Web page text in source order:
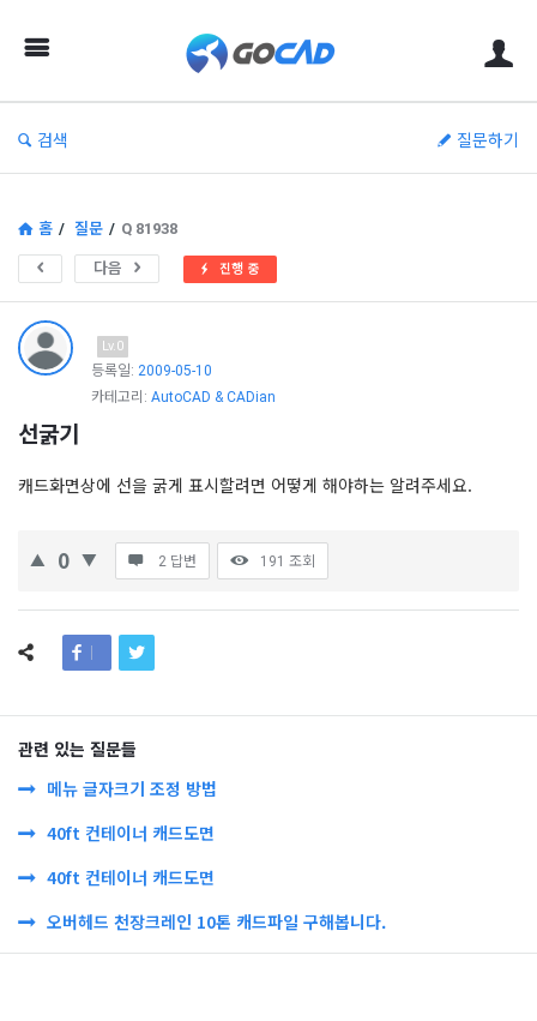
캐
정
보
중
심
검색 질문하기
홈 / 질문 / Q 81938
다음 진행 중
Lv.0
등록일: 2009-05-10
카테고리: AutoCAD & CADian
선굵기
캐드화면상에 선을 굵게 표시할려면 어떻게 해야하는 알려주세요.
0 2 답변 191 조회
관련 있는 질문들
메뉴 글자크기 조정 방법
40ft 컨테이너 캐드도면
40ft 컨테이너 캐드도면
오버헤드 천장크레인 10톤 캐드파일 구해봅니다.